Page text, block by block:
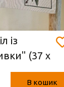
із
(37 х
В кошик